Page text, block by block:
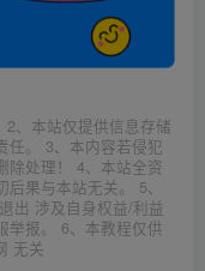
2、本站仅提供信息存储
任。 3、本内容若侵犯
除处理！ 4、本站全资
果与本站无关。 5、
出 涉及自身权益/利益
举报。 6、本教程仅供
无关